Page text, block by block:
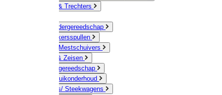
Jerrycans & Trechters
Hand-/ Kindergereedschap
Stratenmakersspullen
Sneeuw- / Mestschuivers
Baggeren & Zeisen
Elektrisch gereedschap
Boom / Struikonderhoud
Kruiwagens/ Steekwagens